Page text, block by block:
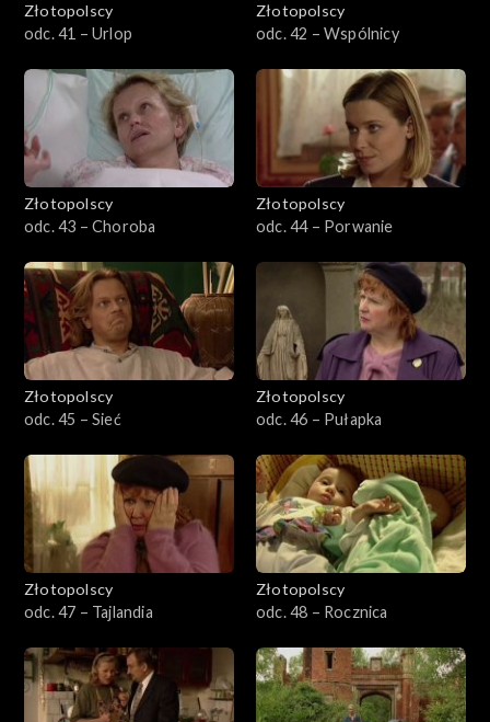
Złotopolscy
odc. 41 – Urlop
Złotopolscy
odc. 42 – Wspólnicy
Złotopolscy
odc. 43 – Choroba
Złotopolscy
odc. 44 – Porwanie
Złotopolscy
odc. 45 – Sieć
Złotopolscy
odc. 46 – Pułapka
Złotopolscy
odc. 47 – Tajlandia
Złotopolscy
odc. 48 – Rocznica